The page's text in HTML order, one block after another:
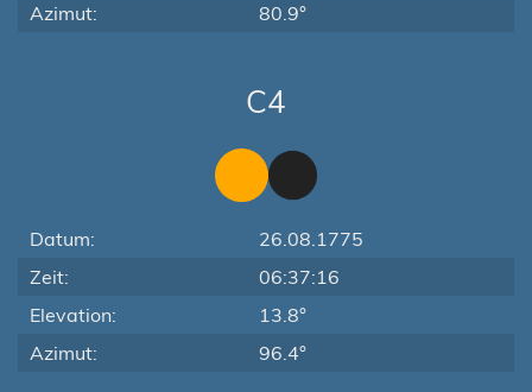
Azimut:
80.9°
C4
Datum:
26.08.1775
Zeit:
06:37:16
Elevation:
13.8°
Azimut:
96.4°